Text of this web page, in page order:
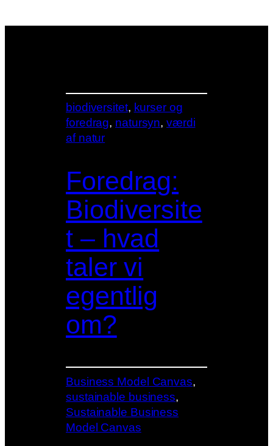
biodiversitet, kurser og
foredrag, natursyn, værdi
af natur
Foredrag:
Biodiversite
t – hvad
taler vi
egentlig
om?
Business Model Canvas
sustainable business
Sustainable Business
Model Canvas